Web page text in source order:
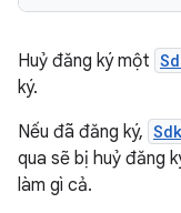
Huỷ đăng ký một
ký.
Nếu đã đăng ký,
qua sẽ bị huỷ đăng
làm gì cả.